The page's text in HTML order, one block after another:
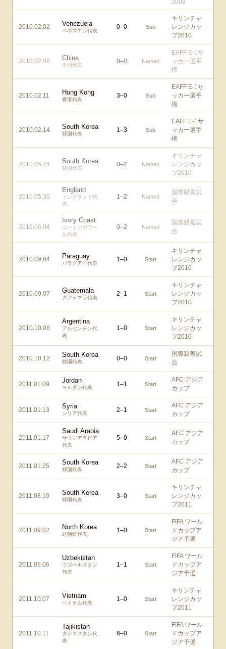
2009
2010.02.02 Venezuela
ベネズエラ代表
0–0 Sub
キリンチャ
レンジカッ
プ2010
2010.02.06 China
中国代表
0–0 Named
EAFF E-1サ
ッカー選手
権
2010.02.11 Hong Kong
香港代表
3–0 Sub
EAFF E-1サ
ッカー選手
権
2010.02.14 South Korea
韓国代表
1–3 Sub
EAFF E-1サ
ッカー選手
権
2010.05.24 South Korea
韓国代表
0–2 Named
キリンチャ
レンジカッ
プ2010
2010.05.30
England
イングランド代
表
1–2 Named
国際親善試
合
2010.06.04
Ivory Coast
コートジボワー
ル代表
0–2 Named
国際親善試
合
2010.09.04 Paraguay
パラグアイ代表
1–0 Start
キリンチャ
レンジカッ
プ2010
2010.09.07 Guatemala
グアテマラ代表
2–1 Start
キリンチャ
レンジカッ
プ2010
2010.10.08
Argentina
アルゼンチン代
表
1–0 Start
キリンチャ
レンジカッ
プ2010
2010.10.12 South Korea
韓国代表 0–0 Start
国際親善試
合
2011.01.09 Jordan
ヨルダン代表 1–1 Start
AFC アジア
カップ
2011.01.13 Syria
シリア代表 2–1 Start
AFC アジア
カップ
2011.01.17
Saudi Arabia
サウジアラビア
代表
5–0 Start
AFC アジア
カップ
2011.01.25 South Korea
韓国代表 2–2 Start
AFC アジア
カップ
2011.08.10 South Korea
韓国代表
3–0 Start
キリンチャ
レンジカッ
プ2011
2011.09.02 North Korea
北朝鮮代表
1–0 Start
FIFA ワール
ドカップア
ジア予選
2011.09.06
Uzbekistan
ウズベキスタン
代表
1–1 Start
FIFA ワール
ドカップア
ジア予選
2011.10.07 Vietnam
ベトナム代表
1–0 Start
キリンチャ
レンジカッ
プ2011
2011.10.11
Tajikistan
タジキスタン代
表
8–0 Start
FIFA ワール
ドカップア
ジア予選